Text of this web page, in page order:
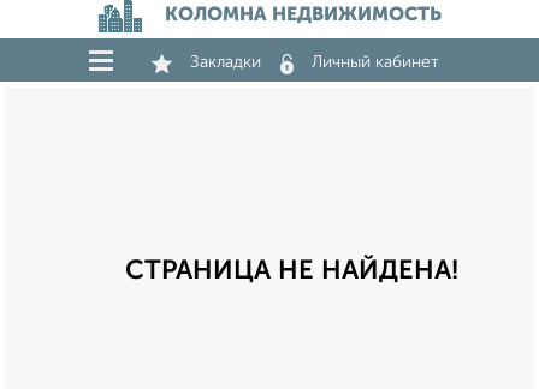
КОЛОМНА НЕДВИЖИМОСТЬ
Закладки Личный кабинет
СТРАНИЦА НЕ НАЙДЕНА!